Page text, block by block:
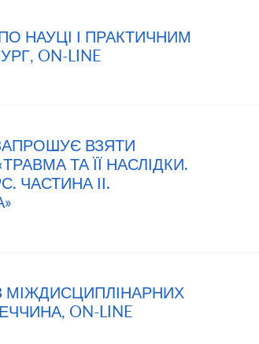
НАУЦІ І ПРАКТИЧНИМ
ON-LINE
ВЗЯТИ
ТА ЇЇ НАСЛІДКИ.
ЧАСТИНА ІІ.
МІЖДИСЦИПЛІНАРНИХ
ON-LINE